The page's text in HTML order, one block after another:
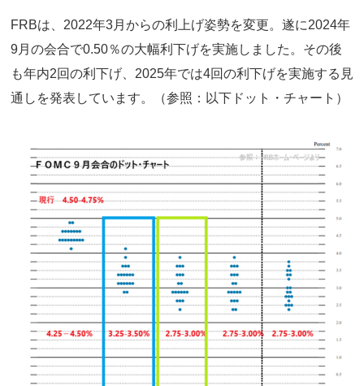
FRBは、2022年3月からの利上げ姿勢を変更。遂に2024年
9月の会合で0.50％の大幅利下げを実施しました。その後
も年内2回の利下げ、2025年では4回の利下げを実施する見
通しを発表しています。（参照：以下ドット・チャート）